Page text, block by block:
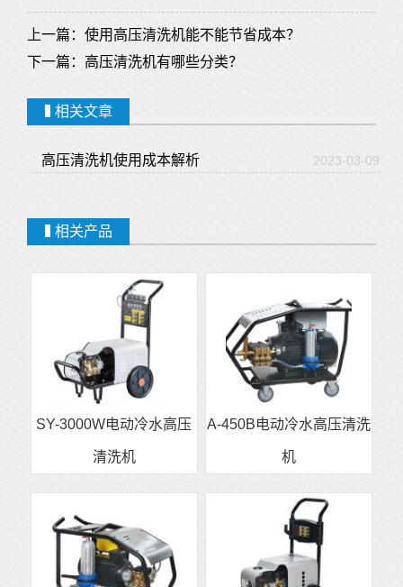
上一篇： 使用高压清洗机能不能节省成本？
下一篇： 高压清洗机有哪些分类？
相关文章
高压清洗机使用成本解析 2023-03-09
相关产品
SY-3000W电动冷水高压
清洗机
A-450B电动冷水高压清洗
机